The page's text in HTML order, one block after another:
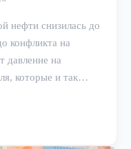
нефти снизилась до
конфликта на
давление на
которые и так…